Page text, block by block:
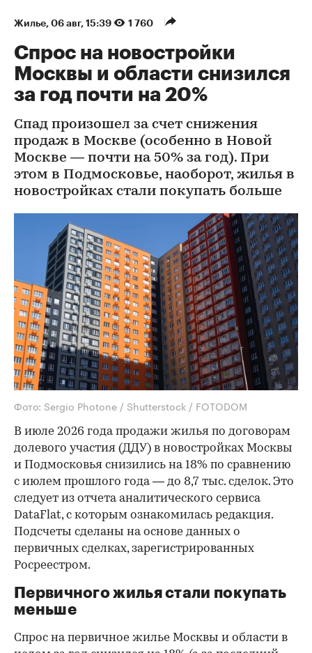
Жилье 06 авг, 15:39 1 760
Спрос на новостройки
Москвы и области снизился
за год почти на 20%
Спад произошел за счет снижения
продаж в Москве (особенно в Новой
Москве — почти на 50% за год). При
этом в Подмосковье, наоборот, жилья в
новостройках стали покупать больше
Фото: Sergio Photone / Shutterstock / FOTODOM
В июле 2026 года продажи жилья по договорам
долевого участия (ДДУ) в новостройках Москвы
и Подмосковья снизились на 18% по сравнению
с июлем прошлого года — до 8,7 тыс. сделок. Это
следует из отчета аналитического сервиса
DataFlat, с которым ознакомилась редакция.
Подсчеты сделаны на основе данных о
первичных сделках, зарегистрированных
Росреестром.
Первичного жилья стали покупать
меньше
Спрос на первичное жилье Москвы и области в